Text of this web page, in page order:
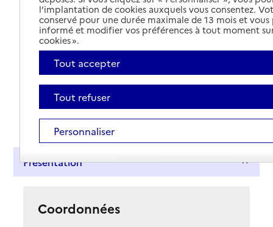
Tout déplier
Présentation
Coordonnées
l’implantation de cookies auxquels vous consentez.
conservé pour une durée maximale de 13 mois et
informé et modifier vos préférences à tout moment
cookies ».
Tout accepter
Tout refuser
Personnaliser